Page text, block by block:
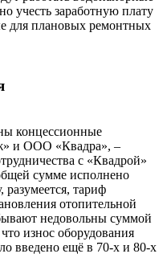
учесть заработную плату
для плановых ремонтных
концессионные
и ООО «Квадра», –
с «Квадрой»
сумме исполнено
тариф
отопительной
недовольны суммой
износ оборудования
введено ещё в 70-х и 80-х